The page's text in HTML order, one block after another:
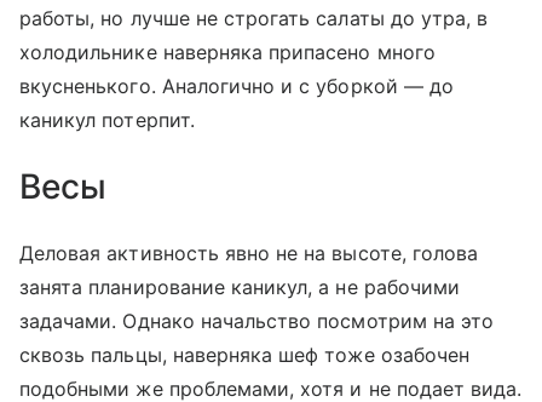
работы, но лучше не строгать салаты до утра, в
холодильнике наверняка припасено много
вкусненького. Аналогично и с уборкой — до
каникул потерпит.
Весы
Деловая активность явно не на высоте, голова
занята планирование каникул, а не рабочими
задачами. Однако начальство посмотрим на это
сквозь пальцы, наверняка шеф тоже озабочен
подобными же проблемами, хотя и не подает вида.